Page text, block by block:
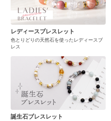
レディースブレスレット
色とりどりの天然石を使ったレディースブ
レス
誕生石ブレスレット